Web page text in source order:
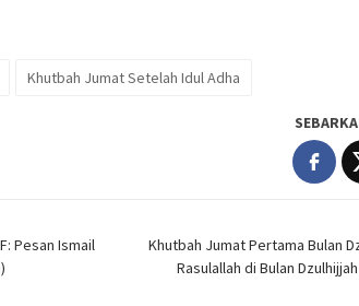
Khutbah Jumat Setelah Idul Adha
Pesan Ismail
Khutbah Jumat Pertama Bulan
Rasulallah di Bulan